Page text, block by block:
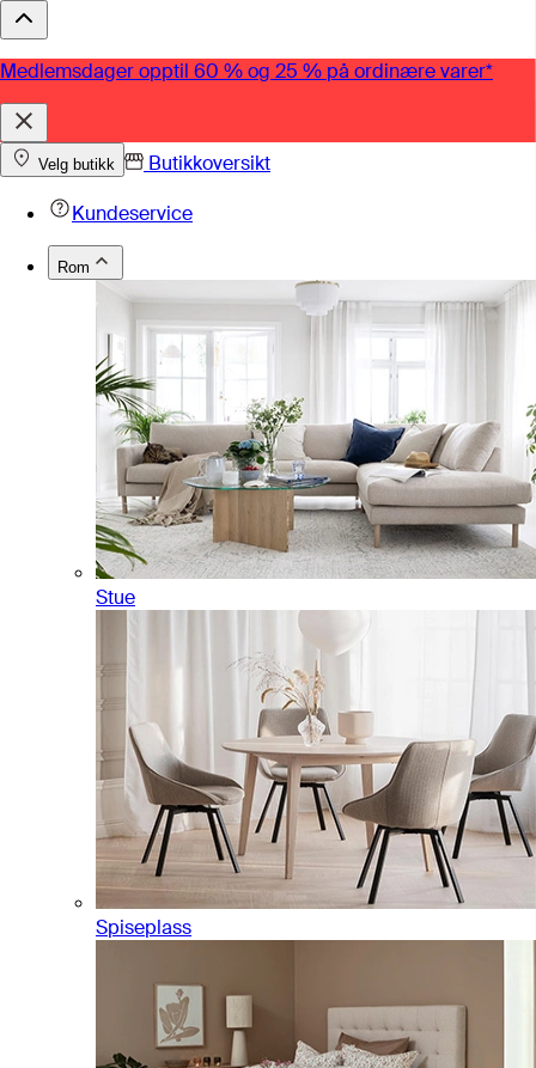
Medlemsdager opptil 60 % og 25 % på ordinære varer*
Velg butikk
Butikkoversikt
Kundeservice
Rom
Stue
Spiseplass